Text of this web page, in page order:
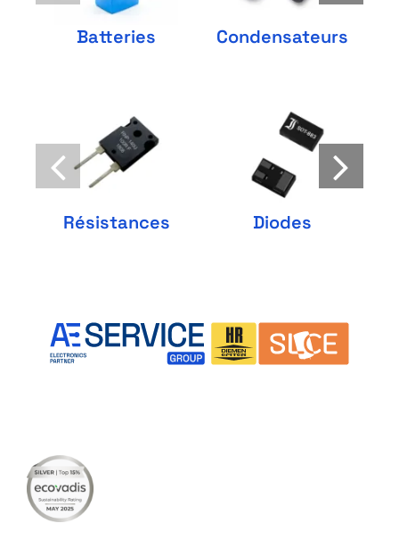
Batteries Condensateurs
Résistances Diodes